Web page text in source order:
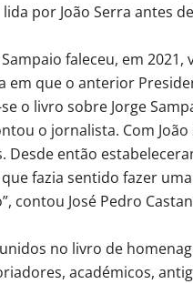
por João Serra antes
faleceu, em
em que o anterior
o livro sobre Jorge
o jornalista. Com
Desde então
que fazia sentido fazer
contou José Pedro
no livro de
académicos,